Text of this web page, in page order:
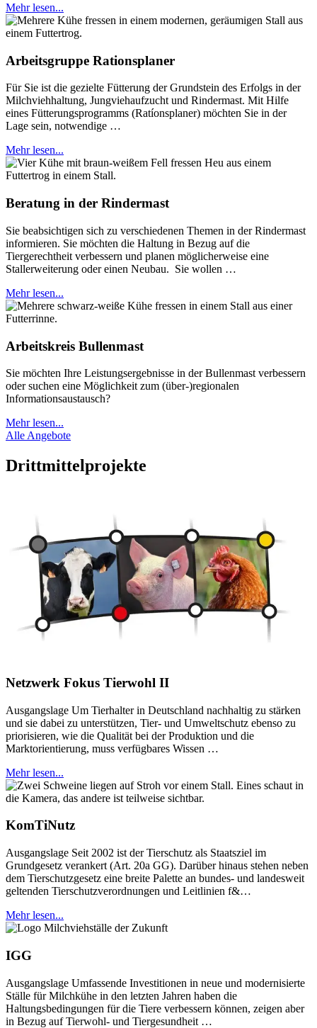
Mehr lesen...
Arbeitsgruppe Rationsplaner
Für Sie ist die gezielte Fütterung der Grundstein des Erfolgs in der
Milchviehhaltung, Jungviehaufzucht und Rindermast. Mit Hilfe
eines Fütterungsprogramms (Ratíonsplaner) möchten Sie in der
Lage sein, notwendige …
Mehr lesen...
Beratung in der Rindermast
Sie beabsichtigen sich zu verschiedenen Themen in der Rindermast
informieren. Sie möchten die Haltung in Bezug auf die
Tiergerechtheit verbessern und planen möglicherweise eine
Stallerweiterung oder einen Neubau. Sie wollen …
Mehr lesen...
Arbeitskreis Bullenmast
Sie möchten Ihre Leistungsergebnisse in der Bullenmast verbessern
oder suchen eine Möglichkeit zum (über-)regionalen
Informationsaustausch?
Mehr lesen...
Alle Angebote
Drittmittelprojekte
Netzwerk Fokus Tierwohl II
Ausgangslage Um Tierhalter in Deutschland nachhaltig zu stärken
und sie dabei zu unterstützen, Tier- und Umweltschutz ebenso zu
priorisieren, wie die Qualität bei der Produktion und die
Marktorientierung, muss verfügbares Wissen …
Mehr lesen...
KomTiNutz
Ausgangslage Seit 2002 ist der Tierschutz als Staatsziel im
Grundgesetz verankert (Art. 20a GG). Darüber hinaus stehen neben
dem Tierschutzgesetz eine breite Palette an bundes- und landesweit
geltenden Tierschutzverordnungen und Leitlinien f&…
Mehr lesen...
IGG
Ausgangslage Umfassende Investitionen in neue und modernisierte
Ställe für Milchkühe in den letzten Jahren haben die
Haltungsbedingungen für die Tiere verbessern können, zeigen aber
in Bezug auf Tierwohl- und Tiergesundheit …